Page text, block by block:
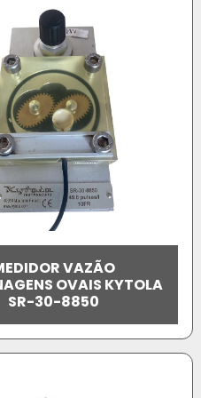
VAZÃO
OVAIS KYTOLA
SR-30-8850